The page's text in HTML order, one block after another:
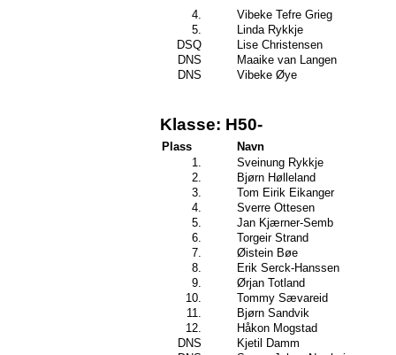
4.
Vibeke Tefre Grieg
5.
Linda Rykkje
DSQ
Lise Christensen
DNS
Maaike van Langen
DNS
Vibeke Øye
Klasse: H50-
Plass
Navn
1.
Sveinung Rykkje
2.
Bjørn Hølleland
3.
Tom Eirik Eikanger
4.
Sverre Ottesen
5.
Jan Kjærner-Semb
6.
Torgeir Strand
7.
Øistein Bøe
8.
Erik Serck-Hanssen
9.
Ørjan Totland
10.
Tommy Sævareid
11.
Bjørn Sandvik
12.
Håkon Mogstad
DNS
Kjetil Damm